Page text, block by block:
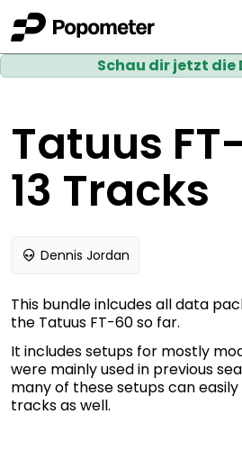
Schau dir jetzt die
Tatuus
13 Tracks
Dennis Jordan
This bundle inlcudes all data
the Tatuus FT-60 so far.
It includes setups for mostly
were mainly used in previous
many of these setups can
tracks as well.